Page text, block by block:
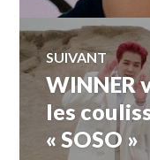
SUIVANT
Article
Suivant:
WINNER
les
« SOSO »